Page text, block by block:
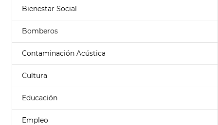
Bienestar Social
Bomberos
Contaminación Acústica
Cultura
Educación
Empleo